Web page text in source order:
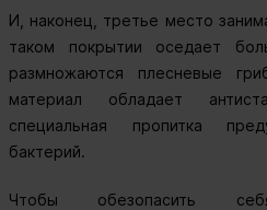
И, наконец, третье место
таком покрытии оседает
размножаются плесневые
материал обладает
специальная пропитка
бактерий.
Чтобы обезопасить